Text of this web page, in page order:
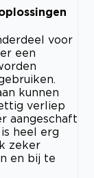
voor
een
kunnen
verliep
aangeschaft
heel erg
zeker
en bij te